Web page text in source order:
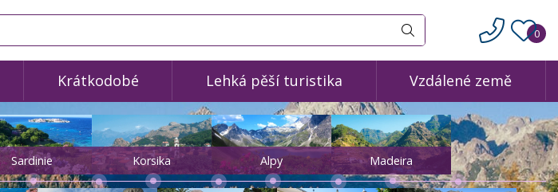
Vyhledat
0
Krátkodobé Lehká pěší turistika Vzdálené země
Sardinie Korsika Alpy Madeira